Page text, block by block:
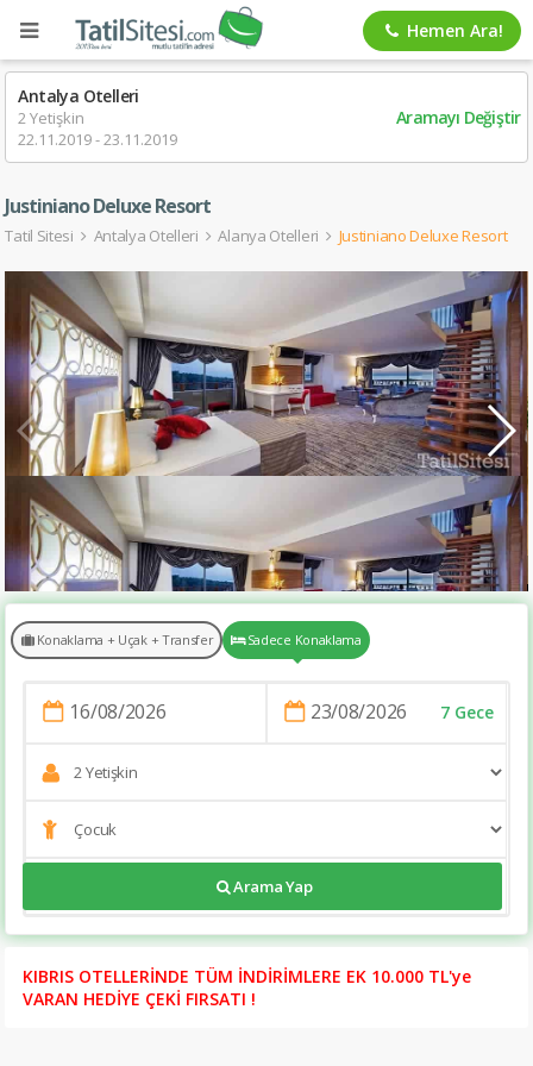
Hemen Ara!
Antalya Otelleri
2 Yetişkin
22.11.2019 - 23.11.2019
Aramayı Değiştir
Justiniano Deluxe Resort
Tatil Sitesi Antalya Otelleri Alanya Otelleri Justiniano Deluxe Resort
Konaklama + Uçak + Transfer Sadece Konaklama
7 Gece
Arama Yap
KIBRIS OTELLERİNDE TÜM İNDİRİMLERE EK 10.000 TL'ye
VARAN HEDİYE ÇEKİ FIRSATI !